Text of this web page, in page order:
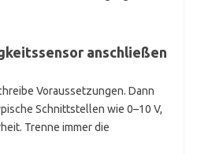
anschließen
Voraussetzungen. Dann
Schnittstellen wie 0–10 V,
Trenne immer die